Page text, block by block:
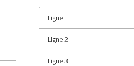
Ligne 1
Ligne 2
Ligne 3